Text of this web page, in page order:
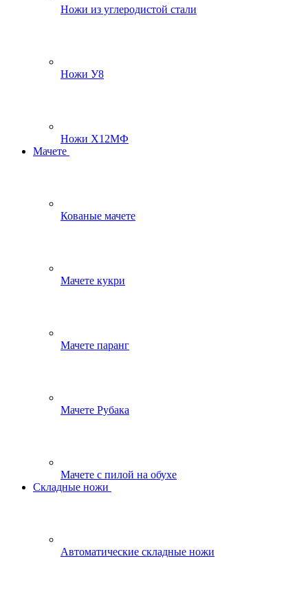
Ножи из углеродистой стали
Ножи У8
Ножи Х12МФ
Мачете
Кованые мачете
Мачете кукри
Мачете паранг
Мачете Рубака
Мачете с пилой на обухе
Складные ножи
Автоматические складные ножи